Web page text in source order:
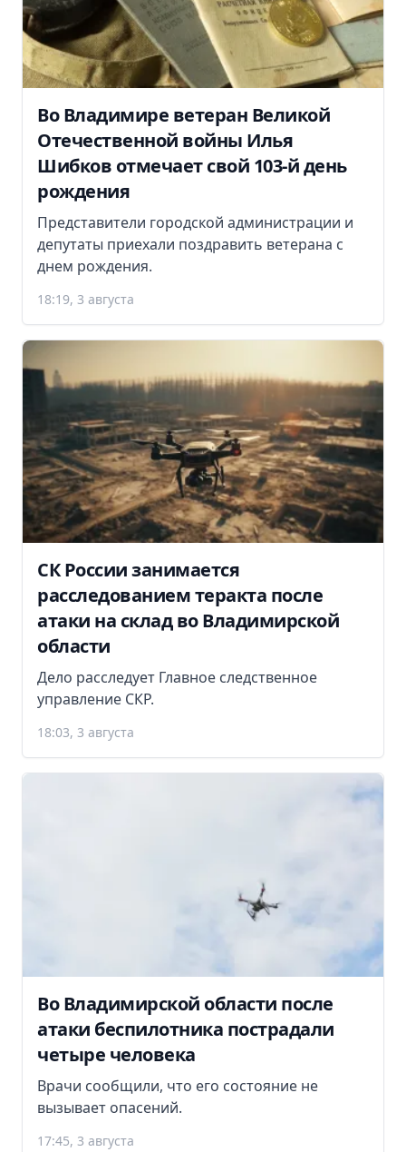
Во Владимире ветеран Великой
Отечественной войны Илья
Шибков отмечает свой 103-й день
рождения
Представители городской администрации и
депутаты приехали поздравить ветерана с
днем рождения.
18:19, 3 августа
СК России занимается
расследованием теракта после
атаки на склад во Владимирской
области
Дело расследует Главное следственное
управление СКР.
18:03, 3 августа
Во Владимирской области после
атаки беспилотника пострадали
четыре человека
Врачи сообщили, что его состояние не
вызывает опасений.
17:45, 3 августа